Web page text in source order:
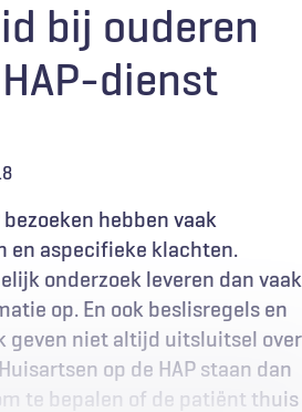
bij ouderen
dienst
bezoeken hebben vaak
en aspecifieke klachten.
onderzoek leveren dan vaak
op. En ook beslisregels en
geven niet altijd uitsluitsel over
op de HAP staan dan
te bepalen of de patiënt thuis